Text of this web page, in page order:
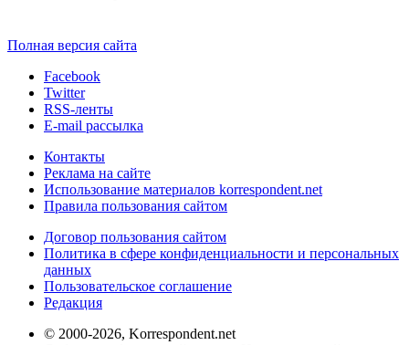
Полная версия сайта
Facebook
Twitter
RSS-ленты
E-mail рассылка
Контакты
Реклама на сайте
Использование материалов korrespondent.net
Правила пользования сайтом
Договор пользования сайтом
Политика в сфере конфиденциальности и персональных
данных
Пользовательское соглашение
Редакция
© 2000-2026, Korrespondent.net